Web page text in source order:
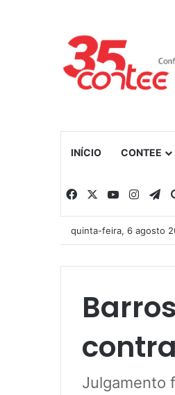
INÍCIO CONTEE
Facebook YouTube
quinta-feira, 6 agosto
Julgamento